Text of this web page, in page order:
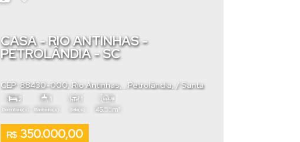
R$ 350.000,00
CASA - RIO ANTINHAS -
PETROLÂNDIA - SC
CEP: 88430-000,Rio Antinhas ,Petrolândia, Santa
Catarina,Brasil
2
Dormitório(s)
1
Banheiro(s)
1
Sala(s)
Útil:
45.55 m²